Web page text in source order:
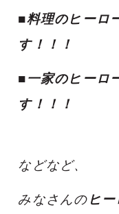
■料理のヒーロ
す！！！
■一家のヒーロ
す！！！
などなど、
みなさんの ヒ